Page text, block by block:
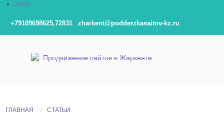
Эмба
+79109698625,72831 zharkent@podderzkasaitov-kz.ru
ГЛАВНАЯ СТАТЬИ